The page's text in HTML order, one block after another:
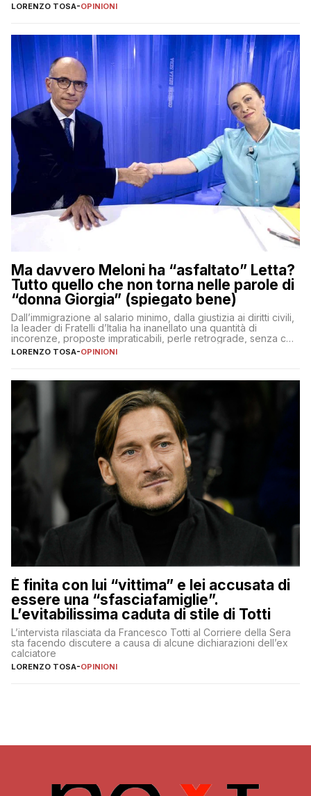
LORENZO TOSA-OPINIONI
Ma davvero Meloni ha “asfaltato” Letta?
Tutto quello che non torna nelle parole di
“donna Giorgia” (spiegato bene)
Dall’immigrazione al salario minimo, dalla giustizia ai diritti civili,
la leader di Fratelli d’Italia ha inanellato una quantità di
incorenze, proposte impraticabili, perle retrograde, senza che
nessuno – a destra come a sinistra – glielo abbia fatto notare
LORENZO TOSA-OPINIONI
È finita con lui “vittima” e lei accusata di
essere una “sfasciafamiglie”.
L’evitabilissima caduta di stile di Totti
L’intervista rilasciata da Francesco Totti al Corriere della Sera
sta facendo discutere a causa di alcune dichiarazioni dell’ex
calciatore
LORENZO TOSA-OPINIONI